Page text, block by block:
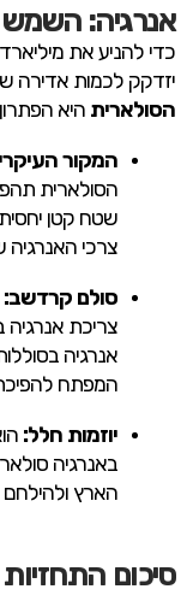
אנרגיה:
כדי להניע את
יזדקק לכמות אדירה
הסולארית היא
המקור
הסולארית
שטח קטן
צרכי
סולם קרדשב:
צריכת אנרגיה
המפתח להפיכת
יוזמות חלל:
באנרגיה
הארץ
סיכום התחזיות